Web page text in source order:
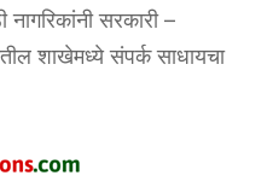
सरकारी –
शाखेमध्ये संपर्क साधायचा